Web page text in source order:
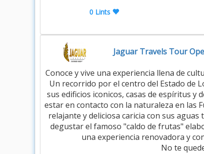
0 Lints
Jaguar Travels Tour
Conoce y vive una experiencia llena de
Un recorrido por el centro del Estado de
sus edificios iconicos, casas de espíritus
estar en contacto con la naturaleza en las
relajante y deliciosa caricia con sus
degustar el famoso "caldo de frutas"
una experiencia renovadora y
No te